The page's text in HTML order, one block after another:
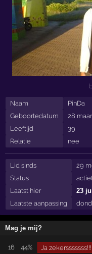
Naam
PinDa
Geboortedatum
28
Leeftijd
39
Relatie
nee
Lid sinds
29
Status
Laatst hier
23
Laatste aanpassing
Mag je mij?
16 44%
Ja zekersssssss!!!